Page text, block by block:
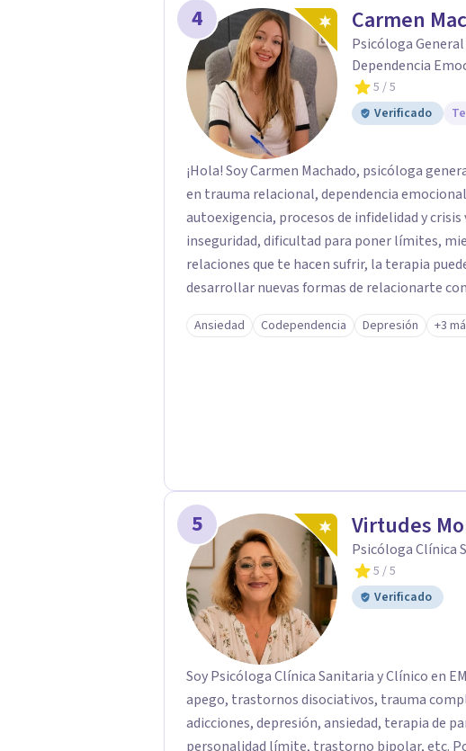
4 Carmen
Psicóloga
Dependencia
5 / 5
Verificado
¡Hola! Soy Carmen Machado, psicóloga
en trauma relacional, dependencia
autoexigencia, procesos de infidelidad y crisis vitales. Si
inseguridad, dificultad para poner límites,
relaciones que te hacen sufrir, la terapia
desarrollar nuevas formas de relacionarte contigo y
cercano, práctico y basado en la evidencia
te permitan comprender el origen de tus
Ansiedad Codependencia Depresión +3
5 Virtudes
Psicóloga Clínica
5 / 5
Verificado
Soy Psicóloga Clínica Sanitaria y Clínico en
apego, trastornos disociativos, trauma
adicciones, depresión, ansiedad, terapia de pareja, duelo,
personalidad límite, trastorno bipolar, etc. Poseo así también, una amplia